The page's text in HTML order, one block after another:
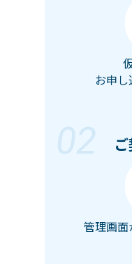
お申し
02
管理画面